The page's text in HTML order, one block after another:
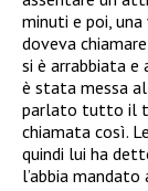
minuti e poi,
doveva
si è arrabbiata e
è stata messa
parlato tutto il
chiamata così.
quindi lui ha
l’abbia mandato